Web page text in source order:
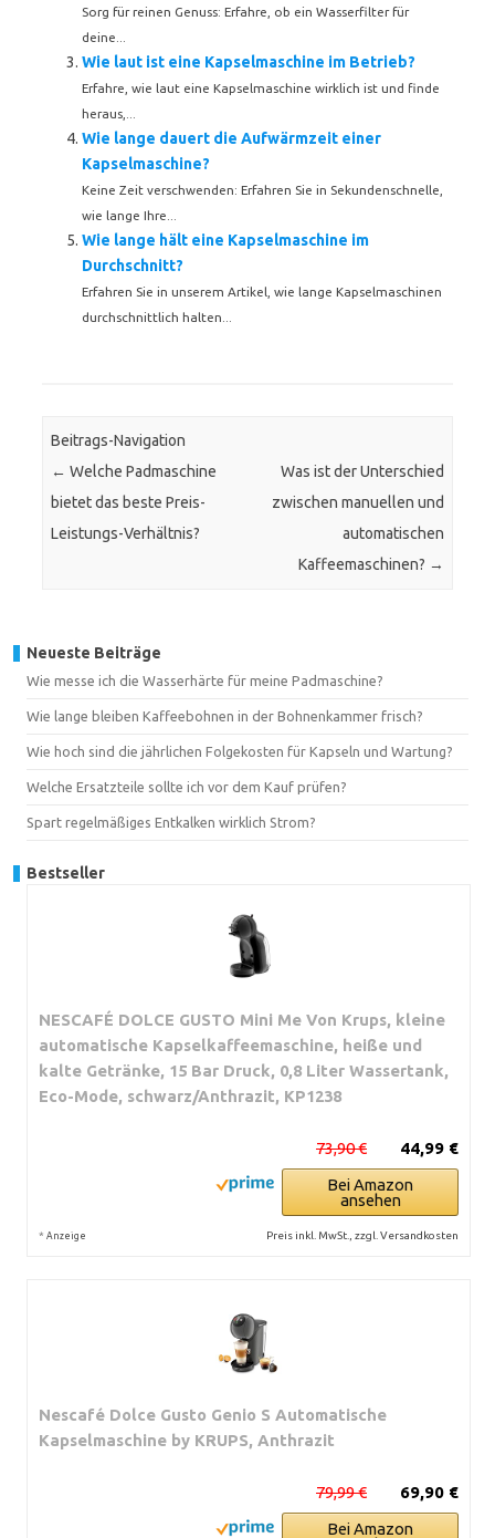
Sorg für reinen Genuss: Erfahre, ob ein Wasserfilter für
deine...
Wie laut ist eine Kapselmaschine im Betrieb?
Erfahre, wie laut eine Kapselmaschine wirklich ist und finde
heraus,...
Wie lange dauert die Aufwärmzeit einer
Kapselmaschine?
Keine Zeit verschwenden: Erfahren Sie in Sekundenschnelle,
wie lange Ihre...
Wie lange hält eine Kapselmaschine im
Durchschnitt?
Erfahren Sie in unserem Artikel, wie lange Kapselmaschinen
durchschnittlich halten...
Beitrags-Navigation
← Welche Padmaschine
bietet das beste Preis-
Leistungs-Verhältnis?
Was ist der Unterschied
zwischen manuellen und
automatischen
Kaffeemaschinen? →
Neueste Beiträge
Wie messe ich die Wasserhärte für meine Padmaschine?
Wie lange bleiben Kaffeebohnen in der Bohnenkammer frisch?
Wie hoch sind die jährlichen Folgekosten für Kapseln und Wartung?
Welche Ersatzteile sollte ich vor dem Kauf prüfen?
Spart regelmäßiges Entkalken wirklich Strom?
Bestseller
NESCAFÉ DOLCE GUSTO Mini Me Von Krups, kleine
automatische Kapselkaffeemaschine, heiße und
kalte Getränke, 15 Bar Druck, 0,8 Liter Wassertank,
Eco-Mode, schwarz/Anthrazit, KP1238
44,99 €
73,90 €
Bei Amazon
ansehen
* Anzeige Preis inkl. MwSt., zzgl. Versandkosten
Nescafé Dolce Gusto Genio S Automatische
Kapselmaschine by KRUPS, Anthrazit
69,90 €
79,99 €
Bei Amazon